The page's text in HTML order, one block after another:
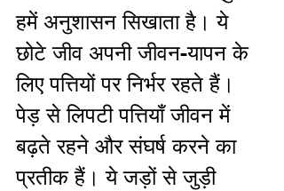
हमें अनुशासन सिखाता है। ये
छोटे जीव अपनी जीवन-यापन के
लिए पत्तियों पर निर्भर रहते हैं।
पेड़ से लिपटी पत्तियाँ जीवन में
बढ़ते रहने और संघर्ष करने का
प्रतीक हैं। ये जड़ों से जुड़ी